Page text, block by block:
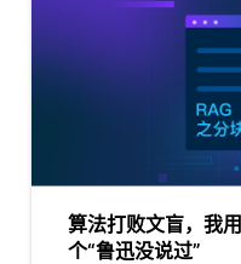
算法打败文盲，我
个“鲁迅没说过”